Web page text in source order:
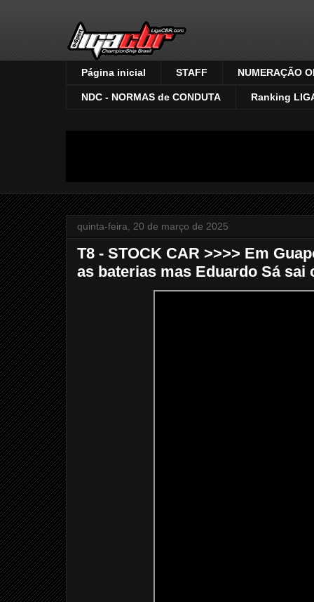
Página inicial STAFF NUMERAÇÃO
NDC - NORMAS de CONDUTA Ranking
quinta-feira, 20 de março de 2025
T8 - STOCK CAR >>>> Em
as baterias mas Eduardo Sá